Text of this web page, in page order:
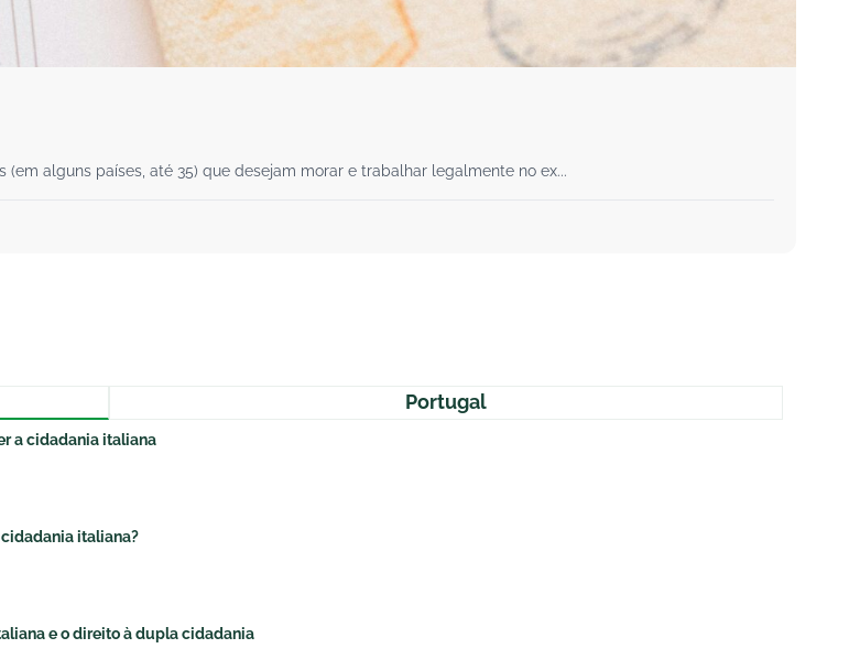
alguns países, até 35) que desejam morar e trabalhar legalmente no ex...
Portugal
a cidadania italiana
italiana?
e o direito à dupla cidadania